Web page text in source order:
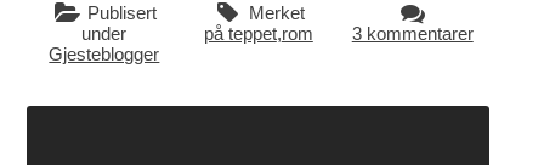
Publisert
under
Gjesteblogger
Merket
på teppet,rom 3 kommentarer